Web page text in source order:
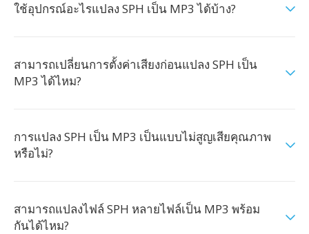
ใช้อุปกรณ์อะไรแปลง SPH เป็น MP3 ได้บ้าง?
สามารถเปลี่ยนการตั้งค่าเสียงก่อนแปลง SPH เป็น
MP3 ได้ไหม?
การแปลง SPH เป็น MP3 เป็นแบบไม่สูญเสียคุณภาพ
หรือไม่?
สามารถแปลงไฟล์ SPH หลายไฟล์เป็น MP3 พร้อม
กันได้ไหม?